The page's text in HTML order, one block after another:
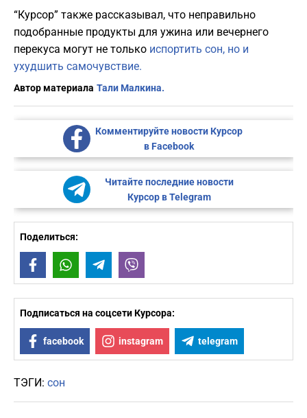
“Курсор” также рассказывал, что неправильно
подобранные продукты для ужина или вечернего
перекуса могут не только испортить сон, но и
ухудшить самочувствие.
Автор материала Тали Малкина.
Комментируйте новости Курсор
в Facebook
Читайте последние новости
Курсор в Telegram
Поделиться:
FacebookWhatsAppTelegram
Подписаться на соцсети Курсора:
facebook instagram telegram
ТЭГИ: сон